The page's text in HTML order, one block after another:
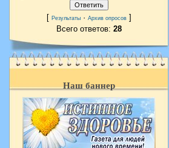
[ Результаты· Архив опросов]
Всего ответов: 28
Наш баннер